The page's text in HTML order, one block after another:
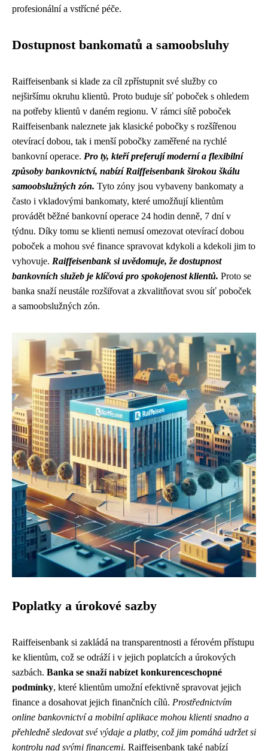
profesionální a vstřícné péče.
Dostupnost bankomatů a samoobsluhy
Raiffeisenbank si klade za cíl zpřístupnit své služby co
nejširšímu okruhu klientů. Proto buduje síť poboček s ohledem
na potřeby klientů v daném regionu. V rámci sítě poboček
Raiffeisenbank naleznete jak klasické pobočky s rozšířenou
otevírací dobou, tak i menší pobočky zaměřené na rychlé
bankovní operace. Pro ty, kteří preferují moderní a flexibilní
způsoby bankovnictví, nabízí Raiffeisenbank širokou škálu
samoobslužných zón. Tyto zóny jsou vybaveny bankomaty a
často i vkladovými bankomaty, které umožňují klientům
provádět běžné bankovní operace 24 hodin denně, 7 dní v
týdnu. Díky tomu se klienti nemusí omezovat otevírací dobou
poboček a mohou své finance spravovat kdykoli a kdekoli jim to
vyhovuje. Raiffeisenbank si uvědomuje, že dostupnost
bankovních služeb je klíčová pro spokojenost klientů. Proto se
banka snaží neustále rozšiřovat a zkvalitňovat svou síť poboček
a samoobslužných zón.
Poplatky a úrokové sazby
Raiffeisenbank si zakládá na transparentnosti a férovém přístupu
ke klientům, což se odráží i v jejich poplatcích a úrokových
sazbách. Banka se snaží nabízet konkurenceschopné
podmínky, které klientům umožní efektivně spravovat jejich
finance a dosahovat jejich finančních cílů. Prostřednictvím
online bankovnictví a mobilní aplikace mohou klienti snadno a
přehledně sledovat své výdaje a platby, což jim pomáhá udržet si
kontrolu nad svými financemi. Raiffeisenbank také nabízí